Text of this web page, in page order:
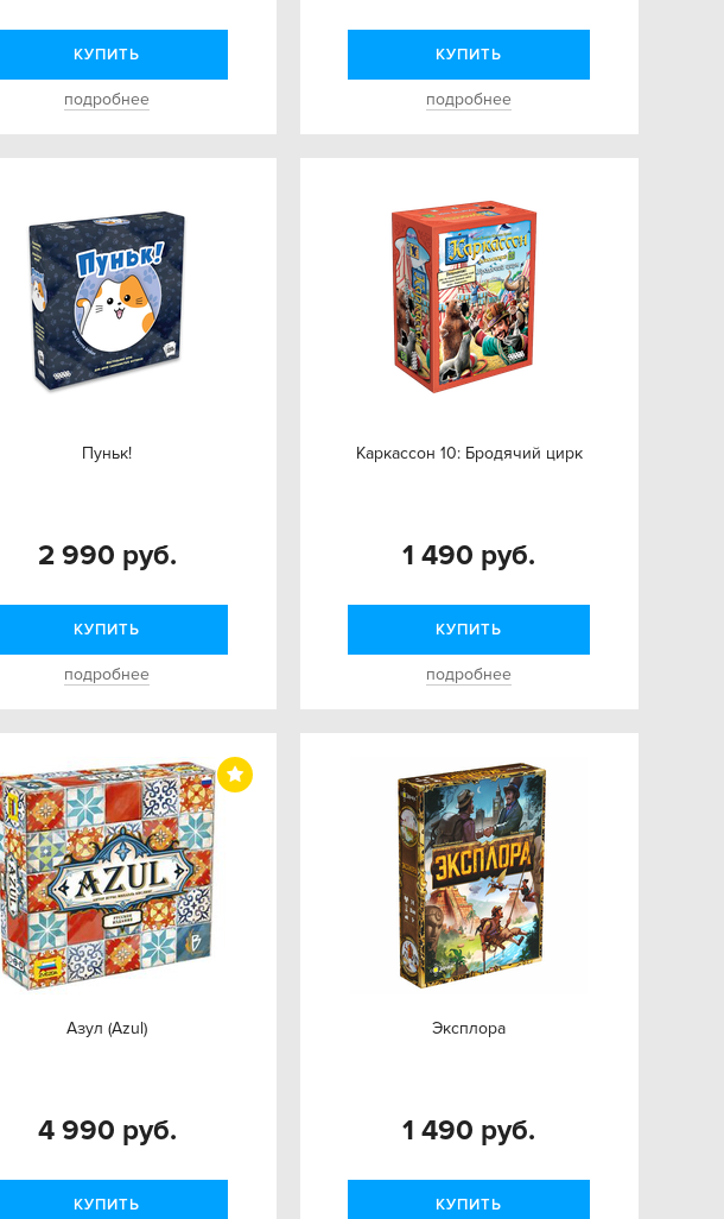
КУПИТЬ
подробнее
КУПИТЬ
подробнее
Пуньк!
2 990 руб.
КУПИТЬ
подробнее
Каркассон 10: Бродячий цирк
1 490 руб.
КУПИТЬ
подробнее
Азул (Azul)
4 990 руб.
КУПИТЬ
Эксплора
1 490 руб.
КУПИТЬ